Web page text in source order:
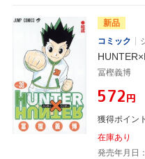
新品
コミック
冨樫義博
¥572円
獲得ポイン
在庫あり
発売年月日